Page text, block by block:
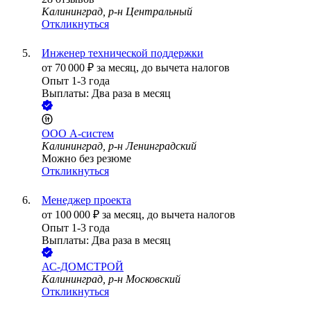
Калининград, р-н Центральный
Откликнуться
Инженер технической поддержки
от 70 000 ₽ за месяц, до вычета налогов
Опыт 1-3 года
Выплаты: Два раза в месяц
ООО А-систем
Калининград, р-н Ленинградский
Можно без резюме
Откликнуться
Менеджер проекта
от 100 000 ₽ за месяц, до вычета налогов
Опыт 1-3 года
Выплаты: Два раза в месяц
АС-ДОМСТРОЙ
Калининград, р-н Московский
Откликнуться